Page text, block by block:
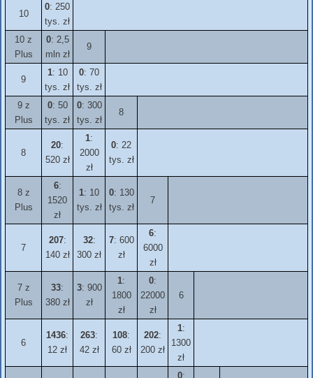
10
0: 250
tys. zł
10 z
Plus
0: 2,5
mln zł
9
9
1: 10
tys. zł
0: 70
tys. zł
9 z
Plus
0: 50
tys. zł
0: 300
tys. zł
8
8
20:
520 zł
1:
2000
zł
0: 22
tys. zł
8 z
Plus
6:
1520
zł
1: 10
tys. zł
0: 130
tys. zł
7
7
207:
140 zł
32:
300 zł
7: 600
zł
6:
6000
zł
7 z
Plus
33:
380 zł
3: 900
zł
1:
1800
zł
0:
22000
zł
6
6
1436:
12 zł
263:
42 zł
108:
60 zł
202:
200 zł
1:
1300
zł
0: